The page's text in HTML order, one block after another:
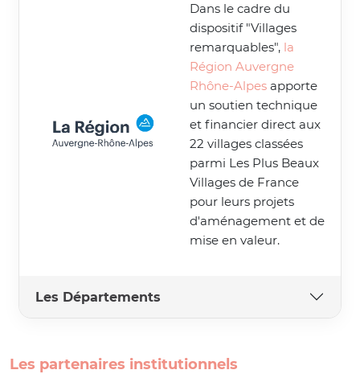
Dans le cadre du
dispositif "Villages
remarquables", la
Région Auvergne
Rhône-Alpes apporte
un soutien technique
et financier direct aux
22 villages classées
parmi Les Plus Beaux
Villages de France
pour leurs projets
d'aménagement et de
mise en valeur.
Les Départements
Les partenaires institutionnels